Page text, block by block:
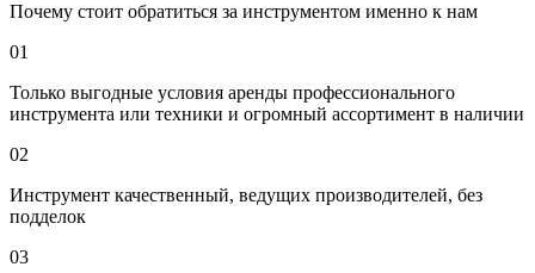
Почему стоит обратиться за инструментом именно к нам
01
Только выгодные условия аренды профессионального
инструмента или техники и огромный ассортимент в наличии
02
Инструмент качественный, ведущих производителей, без
подделок
03